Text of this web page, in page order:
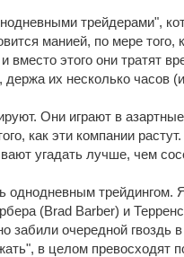
трейдерами",
манией, по мере
вместо этого они тратят
их несколько часов
Они играют в
как эти компании
угадать лучше, чем
трейдингом.
(Brad Barber) и
очередной гвоздь в
в целом превосходят